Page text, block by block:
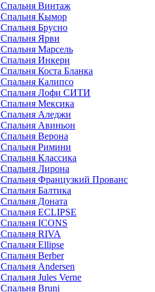
Спальня Винтаж
Спальня Кымор
Спальня Брусно
Спальня Ярви
Спальня Марсель
Спальня Инкери
Спальня Коста Бланка
Спальня Калипсо
Спальня Лофи СИТИ
Спальня Мексика
Спальня Аледжи
Спальня Авиньон
Спальня Верона
Спальня Римини
Спальня Классика
Спальня Лирона
Спальня Французкий Прованс
Спальня Балтика
Спальня Доната
Спальня ECLIPSE
Спальня ICONS
Спальня RIVA
Спальня Ellipse
Спальня Berber
Спальня Andersen
Спальня Jules Verne
Спальня Bruni